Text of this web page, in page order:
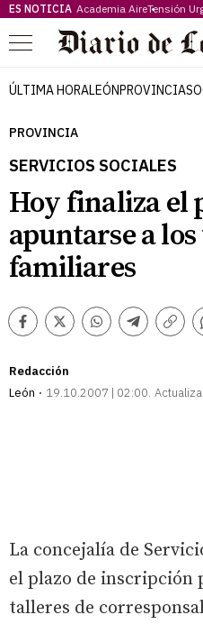
ES NOTICIA Academia AireTensión
Menú
ÚLTIMA HORALEÓNPROVINCIA
PROVINCIA
SERVICIOS SOCIALES
Hoy finaliza el
apuntarse a
familiares
Facebook
TwitterWhatsappTelegram
Comentarios
Redacción
León
19.10.2007 | 02:00
La concejalía de
el plazo de inscripción
talleres de